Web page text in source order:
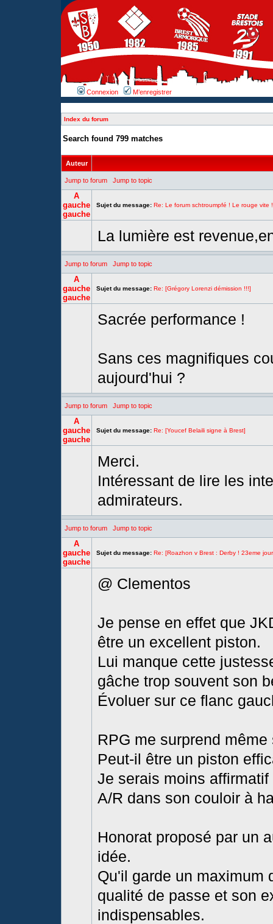
Connexion M’enregistrer
Index du forum
Search found 799 matches
Auteur
Jump to forum Jump to topic
A
gauche
gauche
Sujet du message: Re: Le forum schtroumpfé ! Le rouge vite !
La lumière est
Jump to forum Jump to topic
A
gauche
gauche
Sujet du message: Re: [Grégory Lorenzi démission !!!]
Sacrée performance !
Sans ces magnifiques
aujourd'hui ?
Jump to forum Jump to topic
A
gauche
gauche
Sujet du message: Re: [Youcef Belaili signe à Brest]
Merci.
Intéressant de lire les
admirateurs.
Jump to forum Jump to topic
A
gauche
gauche
Sujet du message: Re: [Roazhon v Brest : Derby ! 23eme
@ Clementos
Je pense en effet que
être un excellent piston.
Lui manque cette
gâche trop souvent son
Évoluer sur ce flanc
RPG me surprend
Peut-il être un piston
Je serais moins
A/R dans son couloir à
Honorat proposé par un
idée.
Qu'il garde un maximum
qualité de passe et son
indispensables.